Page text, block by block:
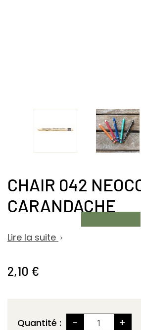
CHAIR 042
CARANDACHE
Lire la suite 
2,10 €
Quantité : - +